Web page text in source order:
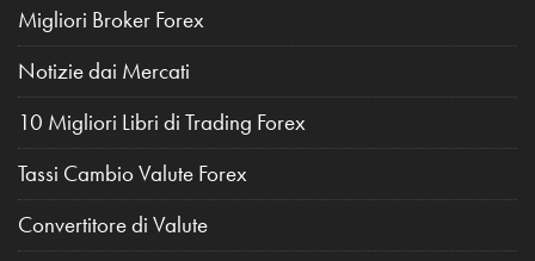
Migliori Broker Forex
Notizie dai Mercati
10 Migliori Libri di Trading Forex
Tassi Cambio Valute Forex
Convertitore di Valute